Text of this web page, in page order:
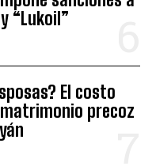
“Lukoil”
El costo
precoz